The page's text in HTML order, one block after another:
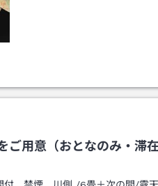
用意（おとなのみ・滞